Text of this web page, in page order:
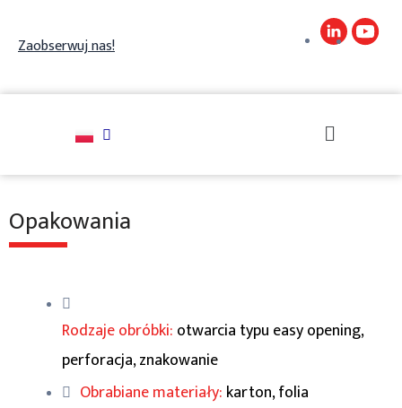
Zaobserwuj nas!
Szukaj
Opakowania
Rodzaje obróbki: otwarcia typu easy opening,
perforacja, znakowanie
Obrabiane materiały: karton, folia